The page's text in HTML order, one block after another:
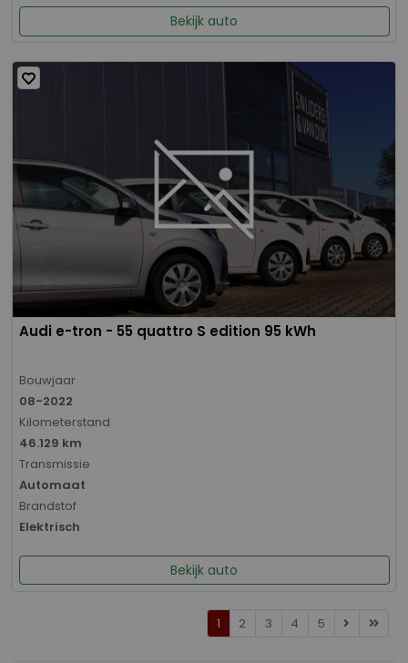
Bekijk auto
Audi e-tron - 55 quattro S edition 95 kWh
Bouwjaar
08-2022
Kilometerstand
46.129 km
Transmissie
Automaat
Brandstof
Elektrisch
Bekijk auto
1 2 3 4 5